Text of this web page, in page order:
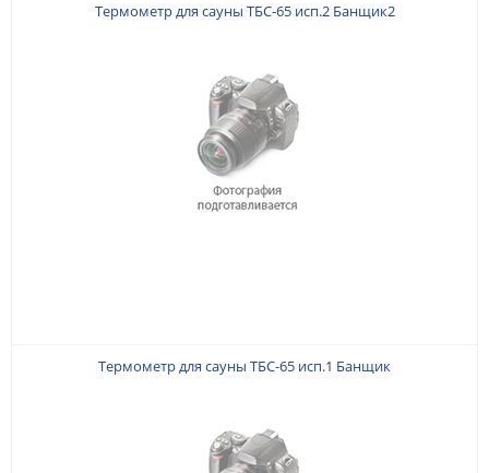
Термометр для сауны ТБС-65 исп.2 Банщик2
Термометр для сауны ТБС-65 исп.1 Банщик